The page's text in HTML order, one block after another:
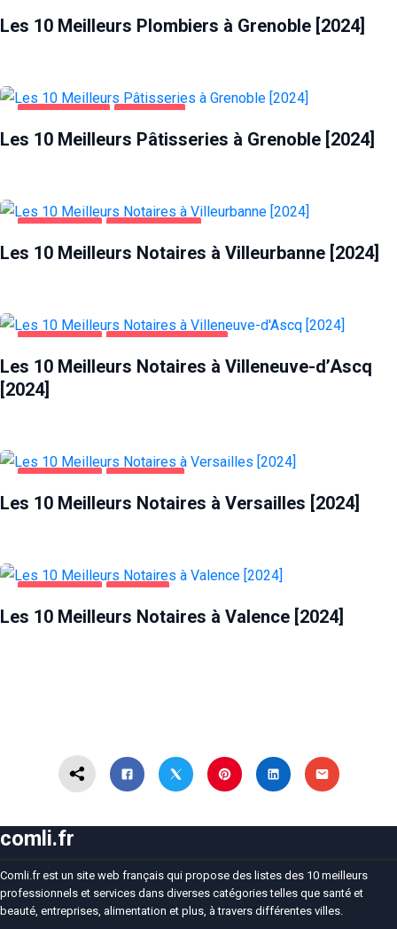
Les 10 Meilleurs Plombiers à Grenoble [2024]
Les 10 Meilleurs Pâtisseries à Grenoble [2024]
Les 10 Meilleurs Notaires à Villeurbanne [2024]
Les 10 Meilleurs Notaires à Villeneuve-d’Ascq
[2024]
Les 10 Meilleurs Notaires à Versailles [2024]
Les 10 Meilleurs Notaires à Valence [2024]
comli.fr
Comli.fr est un site web français qui propose des listes des 10 meilleurs
professionnels et services dans diverses catégories telles que santé et
beauté, entreprises, alimentation et plus, à travers différentes villes.